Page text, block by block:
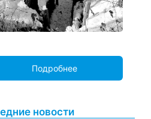
Подробнее
новости